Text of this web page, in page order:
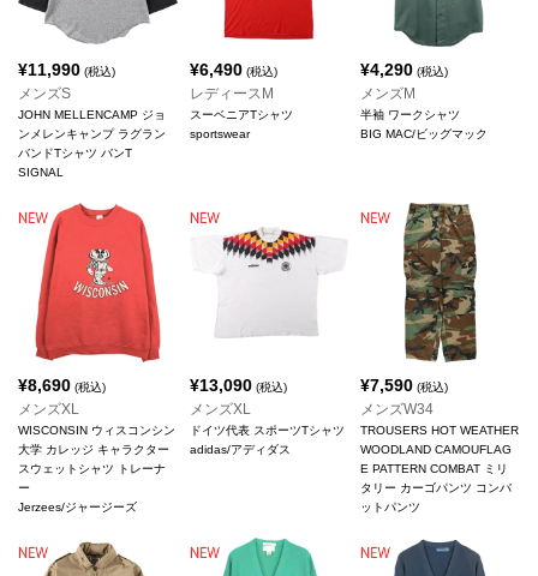
¥11,990 (税込)
メンズS
JOHN MELLENCAMP ジョ
ンメレンキャンプ ラグラン
バンドTシャツ バンT
SIGNAL
¥6,490(税込)
レディースM
スーベニアTシャツ
sportswear
¥4,290 (税込)
メンズM
半袖 ワークシャツ
BIG MAC/ビッグマック
¥8,690 (税込)
メンズXL
WISCONSIN ウィスコンシン
大学 カレッジ キャラクター
スウェットシャツ トレーナ
ー
Jerzees/ジャージーズ
¥13,090(税込)
メンズXL
ドイツ代表 スポーツTシャツ
adidas/アディダス
¥7,590 (税込)
メンズW34
TROUSERS HOT WEATHER
WOODLAND CAMOUFLAG
E PATTERN COMBAT ミリ
タリー カーゴパンツ コンバ
ットパンツ